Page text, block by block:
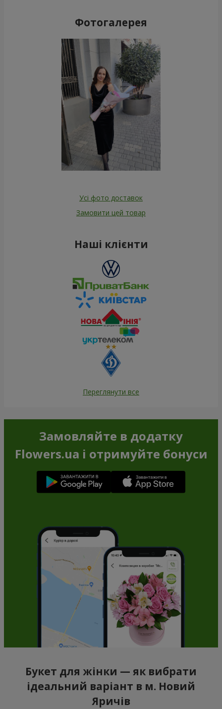
Фотогалерея
Усі фото доставок
Замовити цей товар
Наші клієнти
Переглянути все
Замовляйте в додатку
Flowers.ua і отримуйте бонуси
Букет для жінки — як вибрати
ідеальний варіант в м. Новий
Яричів